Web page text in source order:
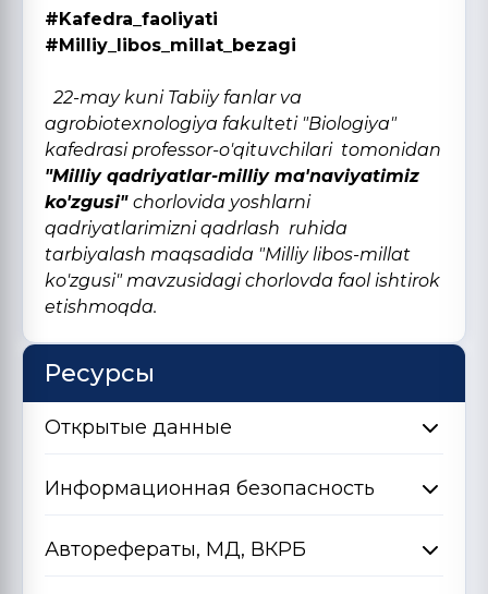
#Kafedra_faoliyati
#Milliy_libos_millat_bezagi
22-may kuni Tabiiy fanlar va
agrobiotexnologiya fakulteti "Biologiya"
kafedrasi professor-o'qituvchilari tomonidan
"Milliy qadriyatlar-milliy ma'naviyatimiz
ko'zgusi" chorlovida yoshlarni
qadriyatlarimizni qadrlash ruhida
tarbiyalash maqsadida "Milliy libos-millat
ko'zgusi" mavzusidagi chorlovda faol ishtirok
etishmoqda.
Ресурсы
Открытые данные
Информационная безопасность
Авторефераты, МД, ВКРБ